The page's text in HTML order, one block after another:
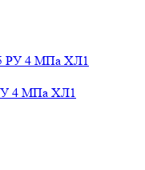
4 МПа ХЛ1